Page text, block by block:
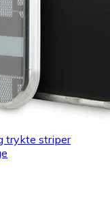
trykte striper